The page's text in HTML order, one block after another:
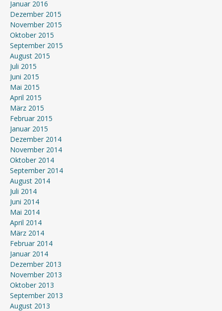
Januar 2016
Dezember 2015
November 2015
Oktober 2015
September 2015
August 2015
Juli 2015
Juni 2015
Mai 2015
April 2015
März 2015
Februar 2015
Januar 2015
Dezember 2014
November 2014
Oktober 2014
September 2014
August 2014
Juli 2014
Juni 2014
Mai 2014
April 2014
März 2014
Februar 2014
Januar 2014
Dezember 2013
November 2013
Oktober 2013
September 2013
August 2013